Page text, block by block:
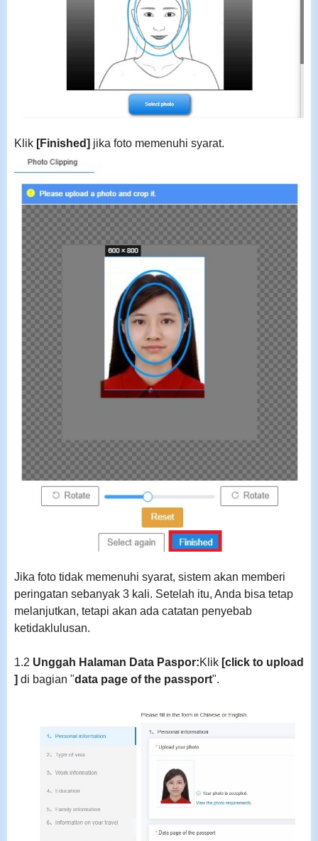
Klik [Finished] jika foto memenuhi syarat.
Jika foto tidak memenuhi syarat, sistem akan memberi
peringatan sebanyak 3 kali. Setelah itu, Anda bisa tetap
melanjutkan, tetapi akan ada catatan penyebab
ketidaklulusan.
1.2 Unggah Halaman Data Paspor:Klik [click to upload
] di bagian "data page of the passport".